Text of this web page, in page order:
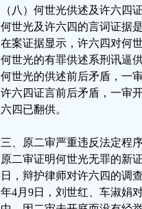
（八）何世光供述及许六四
何世光及许六四的言词证据
在案证据显示，许六四对何
何世光的有罪供述系刑讯逼
何世光的供述前后矛盾，一
许六四证言前后矛盾，一审
六四已翻供。
三、原二审严重违反法定程
原二审证明何世光无罪的新
日，辩护律师对许六四的调
年4月9日，刘世红、车淑娟